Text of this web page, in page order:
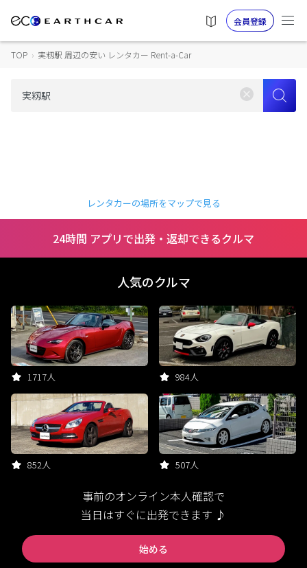
会員登録
TOP › 実籾駅 周辺の安い レンタカー Rent-a-Car
レンタカーの場所をマップで見る
24時間 アプリで出発・返却できるクルマ
人気のクルマ
1717人 984人
852人 507人
事前のオンライン本人確認で
当日はすぐに出発できます ♪
始める